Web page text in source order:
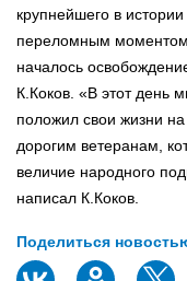
крупнейшего в
переломным
началось
К.Коков. «В этот день
положил свои жизни
дорогим ветеранам,
величие народного
написал К.Коков.
Поделиться